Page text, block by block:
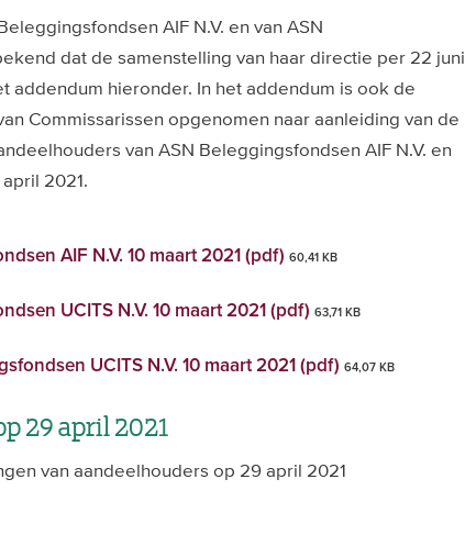
AIF N.V. en van ASN
dat de samenstelling van haar directie per 22 juni
addendum hieronder. In het addendum is ook de
Commissarissen opgenomen naar aanleiding van de
van ASN Beleggingsfondsen AIF N.V. en
2021.
AIF N.V. 10 maart 2021 (pdf) 60,41 KB
UCITS N.V. 10 maart 2021 (pdf) 63,71 KB
UCITS N.V. 10 maart 2021 (pdf) 64,07 KB
29 april 2021
van aandeelhouders op 29 april 2021